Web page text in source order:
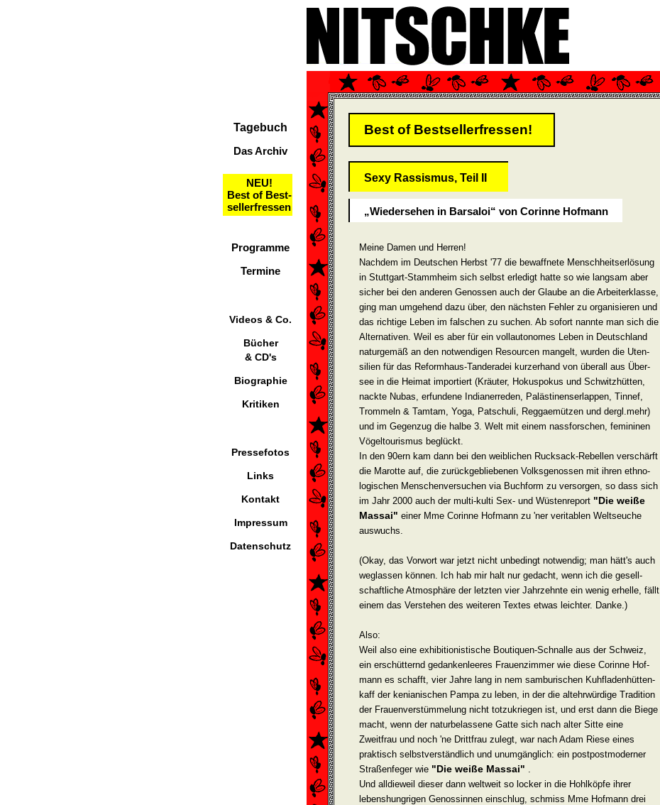
Tagebuch
Das Archiv
NEU!
Best of Best-
sellerfressen
Programme
Termine
Videos & Co.
Bücher
& CD's
Biographie
Kritiken
Pressefotos
Links
Kontakt
Impressum
Datenschutz
Best of Bestsellerfressen!
Sexy Rassismus, Teil II
„Wiedersehen in Barsaloi“ von Corinne Hofmann
Meine Damen und Herren!
Nachdem im Deutschen Herbst '77 die bewaffnete Menschheits­erlösung
in Stuttgart-Stammheim sich selbst erledigt hatte so wie langsam aber
sicher bei den anderen Genossen auch der Glaube an die Arbeiterklasse,
ging man umgehend dazu über, den nächsten Fehler zu organisieren und
das richtige Leben im falschen zu suchen. Ab sofort nannte man sich die
Alternativen. Weil es aber für ein vollautonomes Leben in Deutschland
naturgemäß an den notwendigen Resourcen mangelt, wurden die Uten­
silien für das Reformhaus-Tanderadei kurzerhand von überall aus Über­
see in die Heimat importiert (Kräuter, Hokus­pokus und Schwitzhütten,
nackte Nubas, erfundene Indianer­reden, Palästinenserlappen, Tinnef,
Trommeln & Tamtam, Yoga, Patschuli, Reggae­mützen und dergl.mehr)
und im Gegenzug die halbe 3. Welt mit einem nass­forschen, femininen
Vögeltourismus beglückt.
In den 90ern kam dann bei den weiblichen Rucksack-Rebellen verschärft
die Marotte auf, die zurückgebliebenen Volksgenossen mit ihren ethno­
logischen Menschenversuchen via Buchform zu versorgen, so dass sich
im Jahr 2000 auch der multi-kulti Sex- und Wüstenreport "Die weiße
Massai" einer Mme Corinne Hofmann zu 'ner veritablen Weltseuche
auswuchs.
(Okay, das Vorwort war jetzt nicht unbedingt notwendig; man hätt's auch
weglassen können. Ich hab mir halt nur gedacht, wenn ich die gesell­
schaftliche Atmosphäre der letzten vier Jahrzehnte ein wenig erhelle, fällt
einem das Verstehen des weiteren Textes etwas leichter. Danke.)
Also:
Weil also eine exhibitionistische Boutiquen-Schnalle aus der Schweiz,
ein erschütternd gedankenleeres Frauenzimmer wie diese Corinne Hof­
mann es schafft, vier Jahre lang in nem samburischen Kuh­fladenhütten­
kaff der kenianischen Pampa zu leben, in der die alt­ehrwürdige Tradi­tion
der Frauenverstümmelung nicht totzukriegen ist, und erst dann die Biege
macht, wenn der naturbelassene Gatte sich nach alter Sitte eine
Zweitfrau und noch 'ne Drittfrau zulegt, war nach Adam Riese eines
praktisch selbstverständlich und unumgänglich: ein postpost­moderner
Straßenfeger wie "Die weiße Massai" .
Und alldieweil dieser dann weltweit so locker in die Hohlköpfe ihrer
lebens­hungrigen Genossinnen einschlug, schmiss Mme Hofmann drei